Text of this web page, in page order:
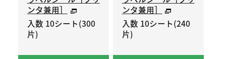
ンタ兼用］
入数 10シート(300
片)
ンタ兼用］
入数 10シート(240
片)